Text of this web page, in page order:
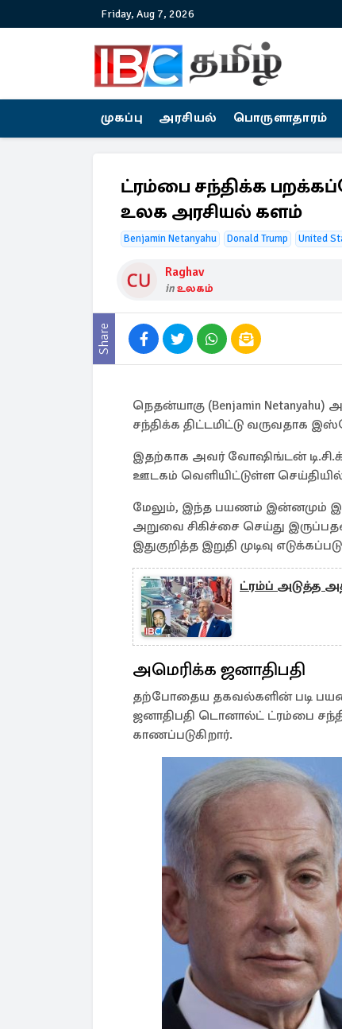
Friday, Aug 7, 2026
முகப்பு அரசியல் பொருளாதாரம்
ட்ரம்பை சந்திக்க
உலக அரசியல் களம்
Benjamin Netanyahu Donald Trump United
Raghav
inஉலகம்
Share
நெதன்யாகு (Benjamin
சந்திக்க திட்டமிட்டு வருவதாக
இதற்காக அவர் வோஷிங்டன்
ஊடகம் வெளியிட்டுள்ள செய்தியில்
மேலும், இந்த பயணம் இன்னமும்
அறுவை சிகிச்சை செய்து
இதுகுறித்த இறுதி முடிவு
ட்ரம்ப் அடுத்த
அமெரிக்க ஜனாதிபதி
தற்போதைய தகவல்களின் படி
ஜனாதிபதி டொனால்ட் ட்ரம்பை
காணப்படுகிறார்.